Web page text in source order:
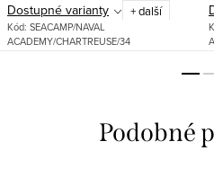
Dostupné varianty + další
Kód: SEACAMP/NAVAL
ACADEMY/CHARTREUSE/34